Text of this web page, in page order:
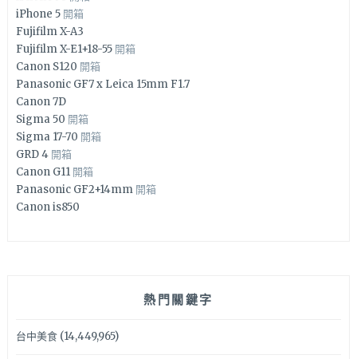
iPhone 5 開箱
Fujifilm X-A3
Fujifilm X-E1+18-55 開箱
Canon S120 開箱
Panasonic GF7 x Leica 15mm F1.7
Canon 7D
Sigma 50 開箱
Sigma 17-70 開箱
GRD 4 開箱
Canon G11 開箱
Panasonic GF2+14mm 開箱
Canon is850
熱門關鍵字
台中美食(14,449,965)